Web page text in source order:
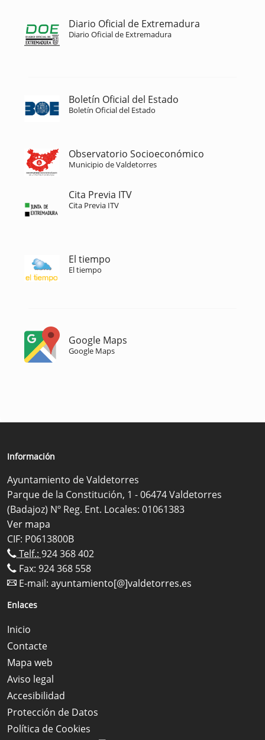
Diario Oficial de Extremadura
Diario Oficial de Extremadura
Boletín Oficial del Estado
Boletín Oficial del Estado
Observatorio Socioeconómico
Municipio de Valdetorres
Cita Previa ITV
Cita Previa ITV
El tiempo
El tiempo
Google Maps
Google Maps
Información
Ayuntamiento de Valdetorres
Parque de la Constitución, 1 - 06474 Valdetorres
(Badajoz) Nº Reg. Ent. Locales: 01061383
Ver mapa
CIF: P0613800B
Telf.: 924 368 402
Fax: 924 368 558
E-mail: ayuntamiento[@]valdetorres.es
Enlaces
Inicio
Contacte
Mapa web
Aviso legal
Accesibilidad
Protección de Datos
Política de Cookies